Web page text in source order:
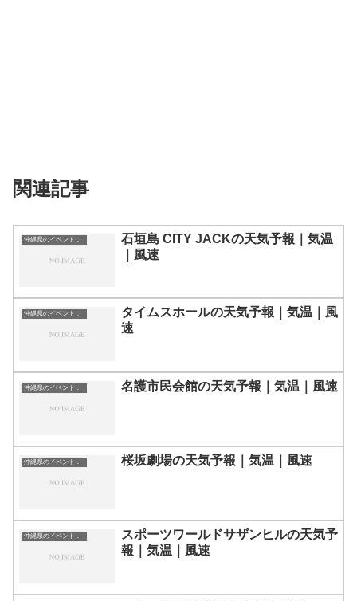
関連記事
沖縄県のイベント会場一覧
石垣島 CITY JACKの天気予報｜気温
｜風速
沖縄県のイベント会場一覧
タイムスホールの天気予報｜気温｜風
速
沖縄県のイベント会場一覧 名護市民会館の天気予報｜気温｜風速
沖縄県のイベント会場一覧 桜坂劇場の天気予報｜気温｜風速
沖縄県のイベント会場一覧
スポーツワールドサザンヒルの天気予
報｜気温｜風速